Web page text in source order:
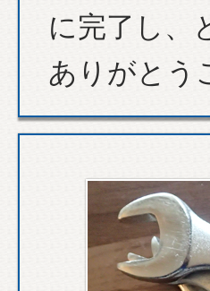
に完了し、
ありがとう